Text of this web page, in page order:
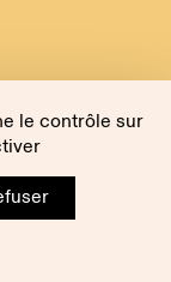
le contrôle sur